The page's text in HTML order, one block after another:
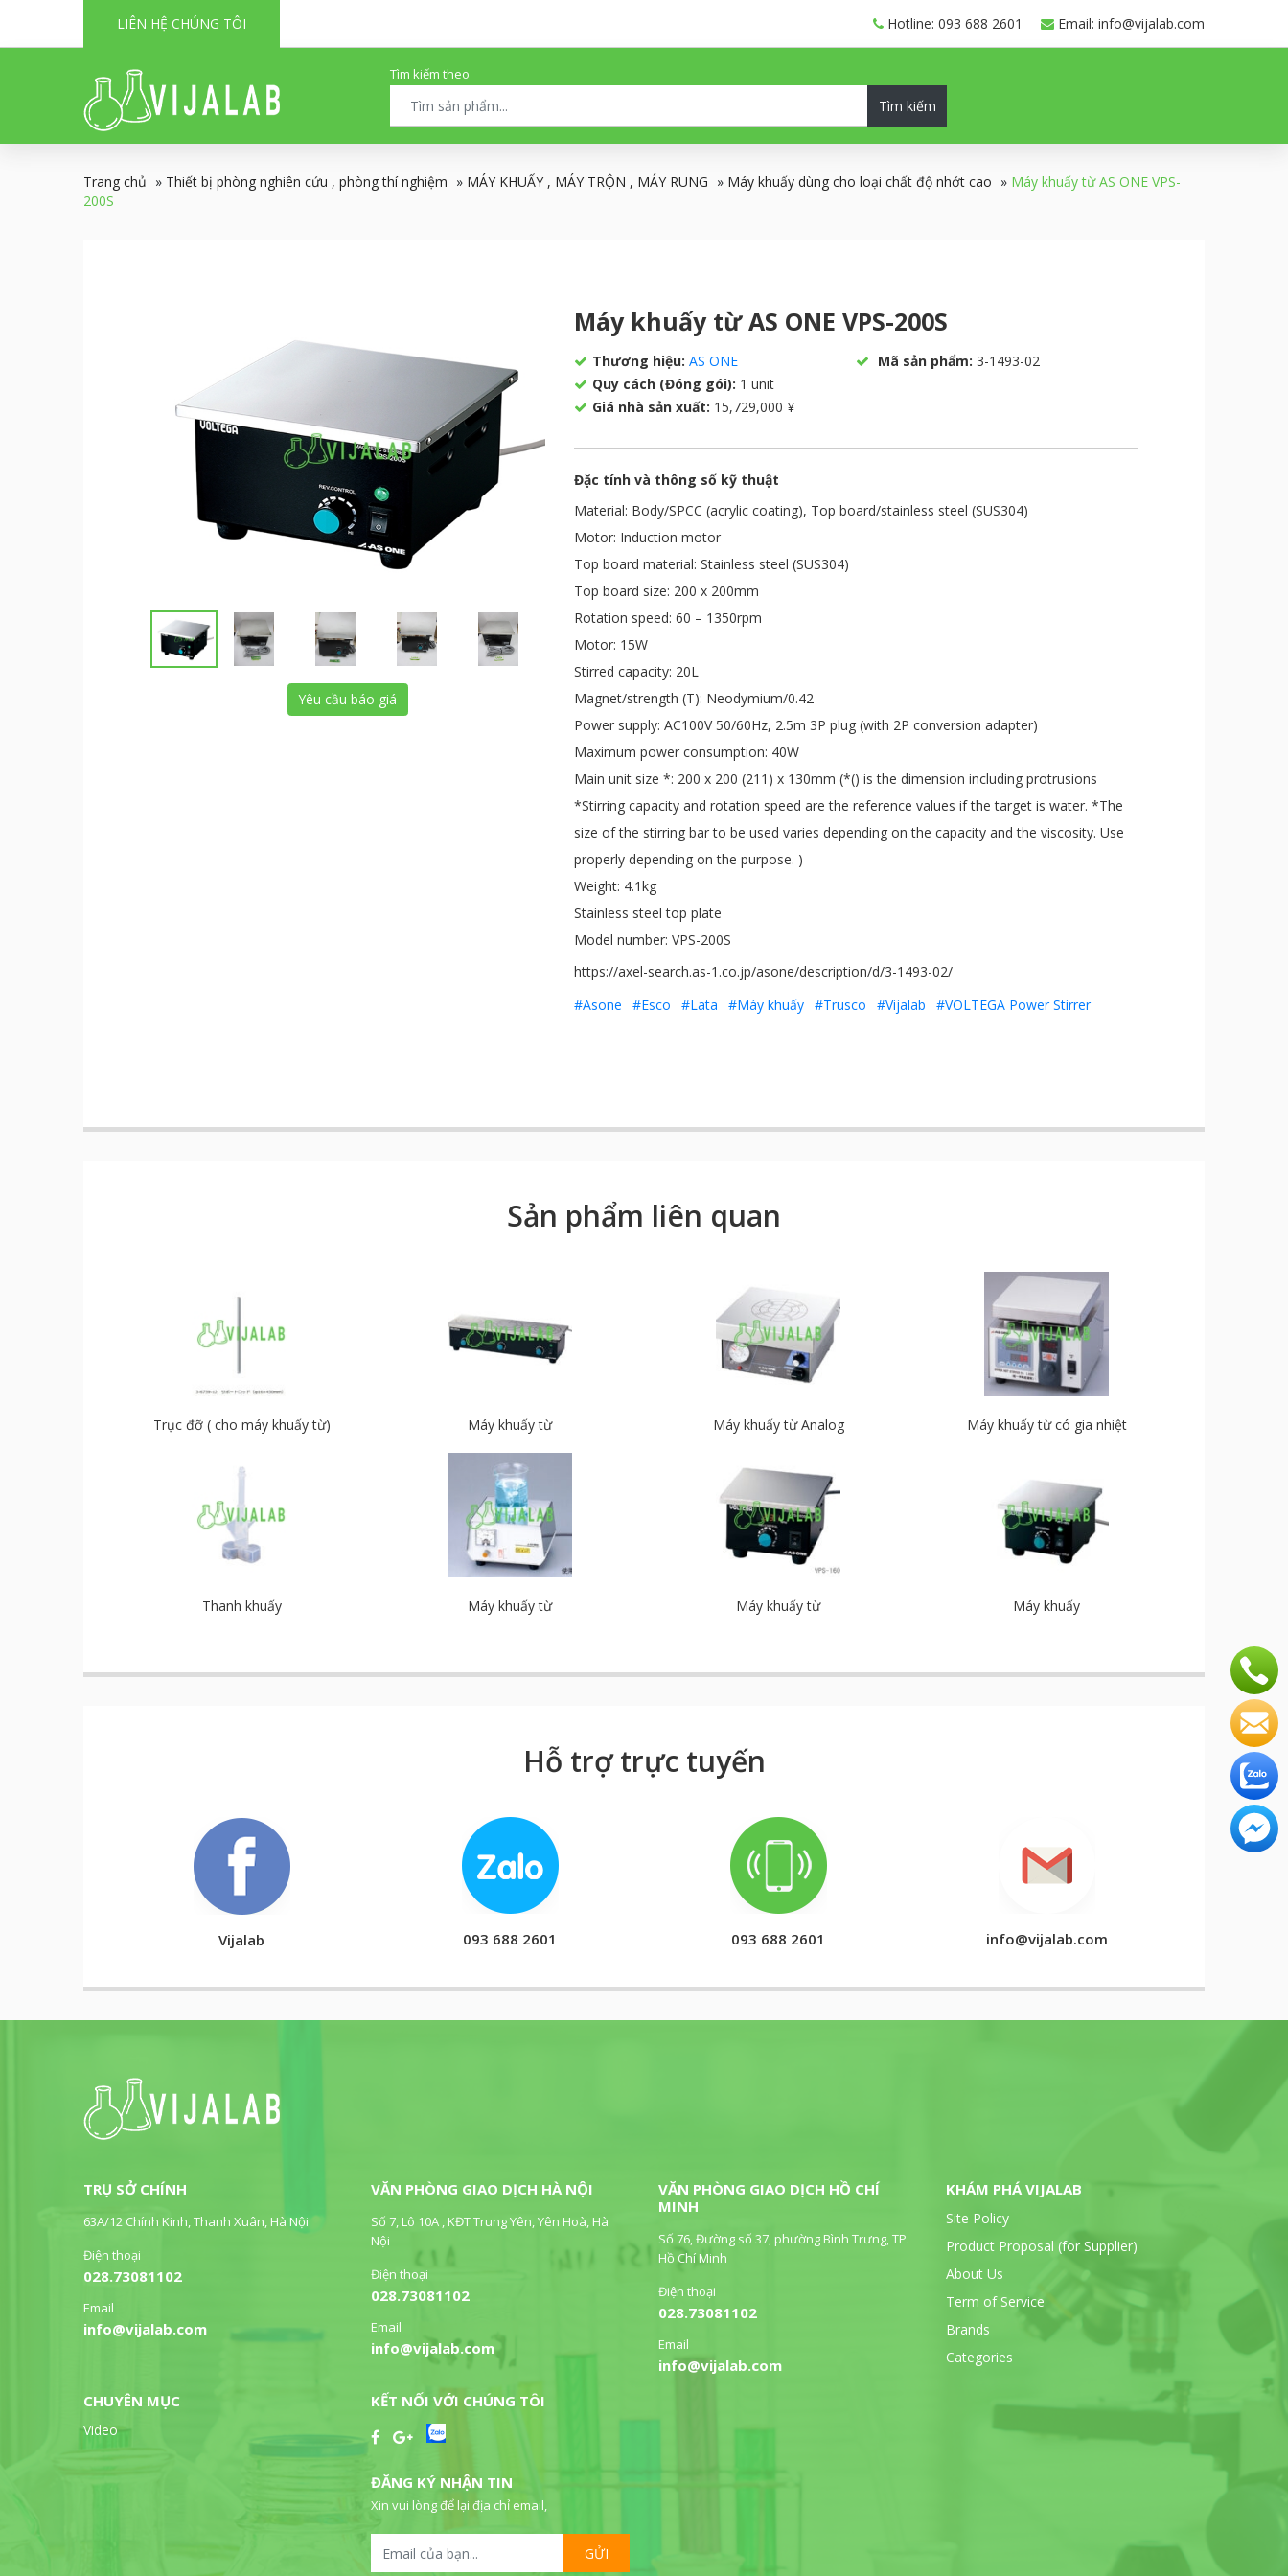
LIÊN HỆ CHÚNG TÔI Hotline: 093 688 2601 Email: info@vijalab.com
Tìm kiếm theo
Tìm kiếm
Trang chủ » Thiết bị phòng nghiên cứu , phòng thí nghiệm » MÁY KHUẤY , MÁY TRỘN , MÁY RUNG » Máy khuấy dùng cho loại chất độ nhớt cao » Máy khuấy từ AS ONE VPS-
200S
Yêu cầu báo giá
Máy khuấy từ AS ONE VPS-200S
Thương hiệu: AS ONE Mã sản phẩm: 3-1493-02
Quy cách (Đóng gói): 1 unit
Giá nhà sản xuất: 15,729,000 ¥
Đặc tính và thông số kỹ thuật
Material: Body/SPCC (acrylic coating), Top board/stainless steel (SUS304)
Motor: Induction motor
Top board material: Stainless steel (SUS304)
Top board size: 200 x 200mm
Rotation speed: 60 – 1350rpm
Motor: 15W
Stirred capacity: 20L
Magnet/strength (T): Neodymium/0.42
Power supply: AC100V 50/60Hz, 2.5m 3P plug (with 2P conversion adapter)
Maximum power consumption: 40W
Main unit size *: 200 x 200 (211) x 130mm (*() is the dimension including protrusions
*Stirring capacity and rotation speed are the reference values if the target is water. *The
size of the stirring bar to be used varies depending on the capacity and the viscosity. Use
properly depending on the purpose. )
Weight: 4.1kg
Stainless steel top plate
Model number: VPS-200S
https://axel-search.as-1.co.jp/asone/description/d/3-1493-02/
#Asone
#Esco #Lata #Máy khuấy #Trusco #Vijalab #VOLTEGA Power Stirrer
Sản phẩm liên quan
Trục đỡ ( cho máy khuấy từ) Máy khuấy từ Máy khuấy từ Analog Máy khuấy từ có gia nhiệt
Thanh khuấy Máy khuấy từ Máy khuấy từ Máy khuấy
Hỗ trợ trực tuyến
Vijalab 093 688 2601 093 688 2601 info@vijalab.com
TRỤ SỞ CHÍNH
63A/12 Chính Kinh, Thanh Xuân, Hà Nội
Điện thoại
028.73081102
Email
info@vijalab.com
VĂN PHÒNG GIAO DỊCH HÀ NỘI
Số 7, Lô 10A , KĐT Trung Yên, Yên Hoà, Hà
Nội
Điện thoại
028.73081102
Email
info@vijalab.com
VĂN PHÒNG GIAO DỊCH HỒ CHÍ
MINH
Số 76, Đường số 37, phường Bình Trưng, TP.
Hồ Chí Minh
Điện thoại
028.73081102
Email
info@vijalab.com
KHÁM PHÁ VIJALAB
Site Policy
Product Proposal (for Supplier)
About Us
Term of Service
Brands
Categories
CHUYÊN MỤC
Video
KẾT NỐI VỚI CHÚNG TÔI
ĐĂNG KÝ NHẬN TIN
Xin vui lòng để lại địa chỉ email,
GỬI